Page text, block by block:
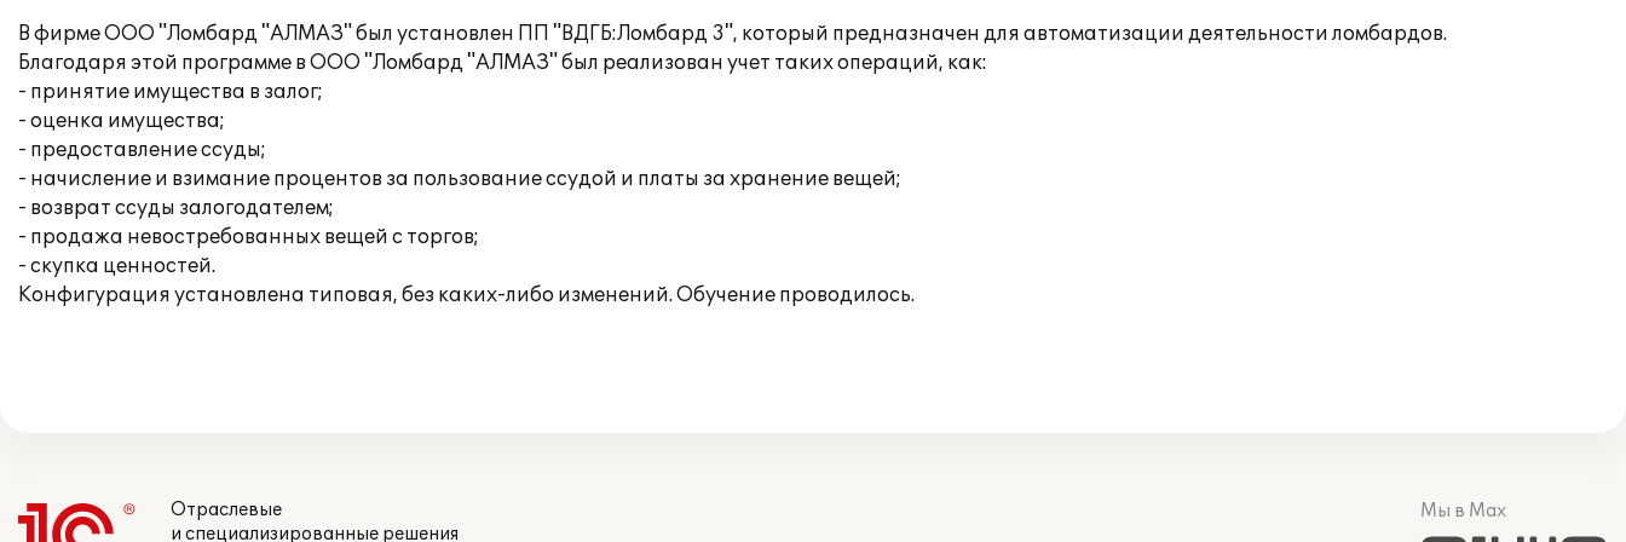
В фирме ООО "Ломбард "АЛМАЗ" был установлен ПП "ВДГБ:Ломбард 3", который предназначен для автоматизации деятельности ломбардов.
Благодаря этой программе в ООО "Ломбард "АЛМАЗ" был реализован учет таких операций, как:
- принятие имущества в залог;
- оценка имущества;
- предоставление ссуды;
- начисление и взимание процентов за пользование ссудой и платы за хранение вещей;
- возврат ссуды залогодателем;
- продажа невостребованных вещей с торгов;
- скупка ценностей.
Конфигурация установлена типовая, без каких-либо изменений. Обучение проводилось.
Отраслевые
и специализированные решения
Мы в Max